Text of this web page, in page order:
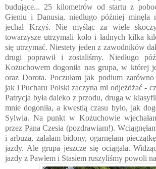
budujące... 25 kilometrów od startu z
Gieniu i Danusia, niedługo później minęła
jechał Krzyś. Nie myśląc za wiele
towarzysze utrzymali koło i ładnych kilka
się utrzymać. Niestety jeden z zawodników
drugi poprawił i zostaliśmy. Niedługo
Kożuchowem dogoniła nas grupa, w której
oraz Dorota. Poczułam jak podium
jak i Pucharu Polski zaczyna mi odjeżdżać -
Patrycja była daleko z przodu, druga w
mnie dogoniła, a kwestią czasu było, jak
Sylwia. Na punkt w Kożuchowie
przez Pana Czesia (pozdrawiam!).
i arbuza, zalałam bidony, ogarnęłam
jazdy. Ale grupa jeszcze się ociągała.
jazdy z Pawłem i Stasiem ruszyliśmy powoli